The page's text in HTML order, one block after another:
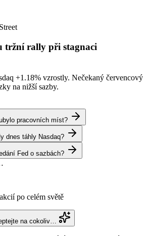
tržní rally při stagnaci
+1.18% vzrostly. Nečekaný červencový
na nižší sazby.
pracovních míst?
dnes táhly Nasdaq?
Fed o sazbách?
po celém světě
na cokoliv…